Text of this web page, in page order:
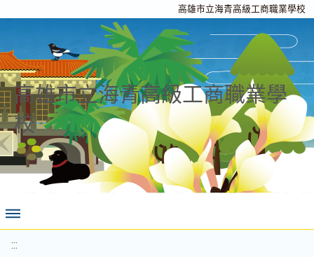
高雄市立海青高級工商職業學校
高雄市立海青高級工商職業學
校
:::